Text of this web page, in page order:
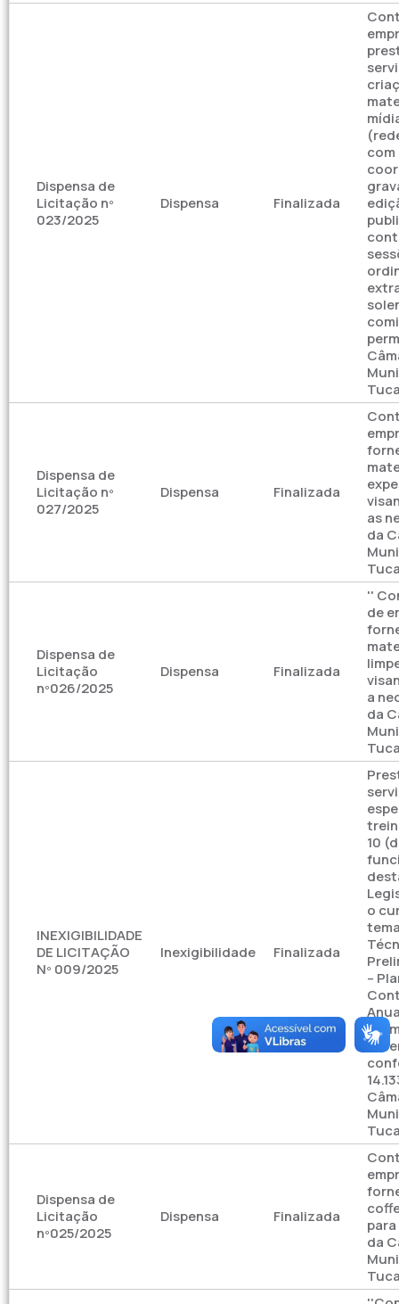
Dispensa de
Licitação nº
023/2025
Dispensa Finalizada
com
Dispensa de
Licitação nº
027/2025
Dispensa Finalizada
as
da
Dispensa de
Licitação
nº026/2025
Dispensa Finalizada
''
de
a
da
INEXIGIBILIDADE
DE LICITAÇÃO
Nº 009/2025
Inexigibilidade Finalizada
10
o
–
Dispensa de
Licitação
nº025/2025
Dispensa Finalizada
da